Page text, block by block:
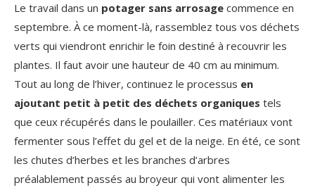
Le travail dans un potager sans arrosage commence en
septembre. À ce moment-là, rassemblez tous vos déchets
verts qui viendront enrichir le foin destiné à recouvrir les
plantes. Il faut avoir une hauteur de 40 cm au minimum.
Tout au long de l’hiver, continuez le processus en
ajoutant petit à petit des déchets organiques tels
que ceux récupérés dans le poulailler. Ces matériaux vont
fermenter sous l’effet du gel et de la neige. En été, ce sont
les chutes d’herbes et les branches d’arbres
préalablement passés au broyeur qui vont alimenter les